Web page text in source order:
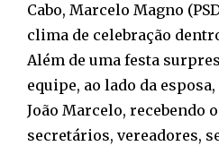
Cabo, Marcelo Magno
clima de celebração
Além de uma festa
equipe, ao lado da
João Marcelo, recebendo
secretários, vereadores,